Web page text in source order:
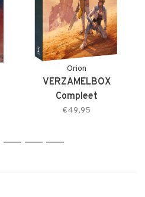
Orion
VERZAMELBOX
Compleet
€49,95
3 4 5